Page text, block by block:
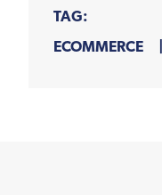
TAG:
ECOMMERCE